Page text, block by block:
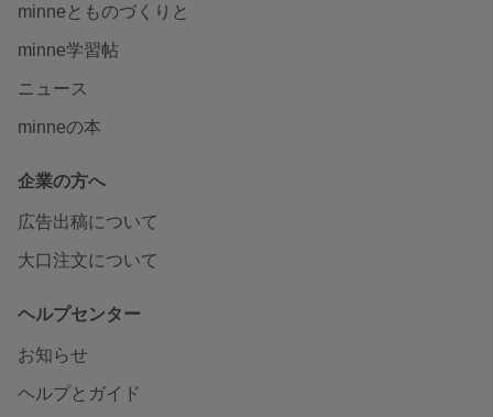
minneとものづくりと
minne学習帖
ニュース
minneの本
企業の方へ
広告出稿について
大口注文について
ヘルプセンター
お知らせ
ヘルプとガイド